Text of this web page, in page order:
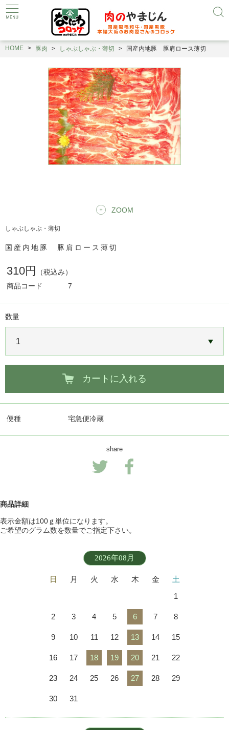
HOME 豚肉 しゃぶしゃぶ・薄切 国産内地豚 豚肩ロース薄切
ZOOM
しゃぶしゃぶ・薄切
国産内地豚 豚肩ロース薄切
310円
（税込み）
商品コード
7
数量
カートに入れる
便種 宅急便冷蔵
share
商品詳細
表示金額は100ｇ単位になります。
ご希望のグラム数を数量でご指定下さい。
2026年08月
日 月 火 水 木 金
土
1
2 3 4 5 6 7 8
9 10 11 12 13 14 15
16 17 18 19 20 21 22
23 24 25 26 27 28 29
30 31